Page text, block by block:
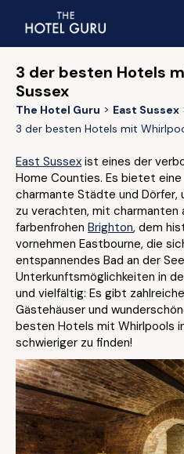
3 der besten Hotels
Sussex
The Hotel Guru
East Sussex
3 der besten Hotels mit
East Sussex ist eines der
Home Counties. Es bietet
charmante Städte und Dörfer,
zu verachten, mit charmanten
farbenfrohen Brighton, dem
vornehmen Eastbourne, die
entspannendes Bad an der
Unterkunftsmöglichkeiten in
und vielfältig: Es gibt
Gästehäuser und
besten Hotels mit Whirlpools
schwieriger zu finden!